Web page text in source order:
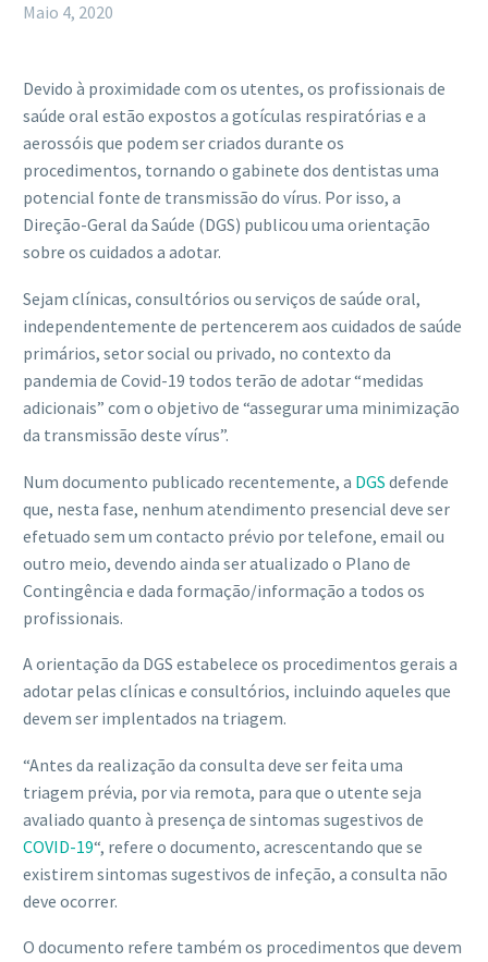
Maio 4, 2020
Devido à proximidade com os utentes, os profissionais de
saúde oral estão expostos a gotículas respiratórias e a
aerossóis que podem ser criados durante os
procedimentos, tornando o gabinete dos dentistas uma
potencial fonte de transmissão do vírus. Por isso, a
Direção-Geral da Saúde (DGS) publicou uma orientação
sobre os cuidados a adotar.
Sejam clínicas, consultórios ou serviços de saúde oral,
independentemente de pertencerem aos cuidados de saúde
primários, setor social ou privado, no contexto da
pandemia de Covid-19 todos terão de adotar “medidas
adicionais” com o objetivo de “assegurar uma minimização
da transmissão deste vírus”.
Num documento publicado recentemente, a DGS defende
que, nesta fase, nenhum atendimento presencial deve ser
efetuado sem um contacto prévio por telefone, email ou
outro meio, devendo ainda ser atualizado o Plano de
Contingência e dada formação/informação a todos os
profissionais.
A orientação da DGS estabelece os procedimentos gerais a
adotar pelas clínicas e consultórios, incluindo aqueles que
devem ser implentados na triagem.
“Antes da realização da consulta deve ser feita uma
triagem prévia, por via remota, para que o utente seja
avaliado quanto à presença de sintomas sugestivos de
COVID-19“, refere o documento, acrescentando que se
existirem sintomas sugestivos de infeção, a consulta não
deve ocorrer.
O documento refere também os procedimentos que devem